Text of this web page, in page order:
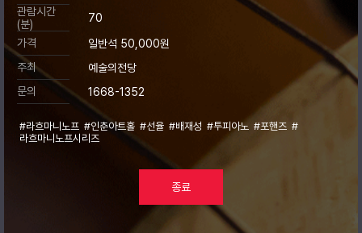
관람시간
(분)
70
가격
일반석 50,000원
주최
예술의전당
문의
1668-1352
#라흐마니노프 #인춘아트홀 #선율 #배재성 #투피아노 #포핸즈 #
라흐마니노프시리즈
종료